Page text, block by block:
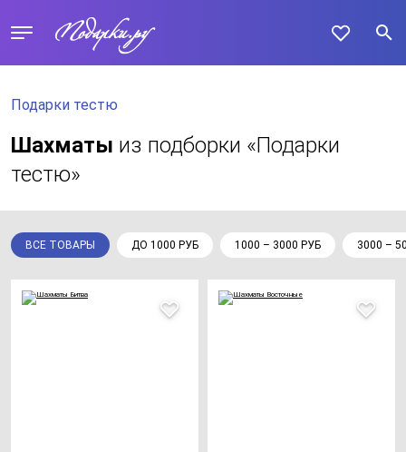
Подарки тестю
Шахматы из подборки «Подарки
тестю»
ВСЕ ТОВАРЫ ДО 1000 РУБ 1000 – 3000 РУБ 3000 –